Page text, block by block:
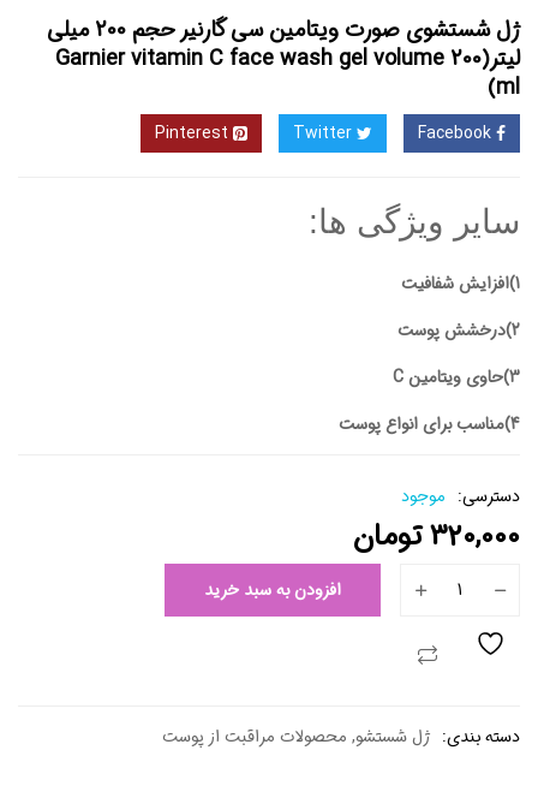
ژل شستشوی صورت ویتامین سی گارنیر حجم 200 میلی
لیتر(Garnier vitamin C face wash gel volume 200
ml)
Facebook
Twitter
Pinterest
سایر ویژگی ها:
1)افزایش شفافیت
2)درخشش پوست
3)حاوی ویتامین C
4)مناسب برای انواع پوست
دسترسی: موجود
320,000تومان
افزودن به سبد خرید
دسته بندی: ژل شستشو, محصولات مراقبت از پوست